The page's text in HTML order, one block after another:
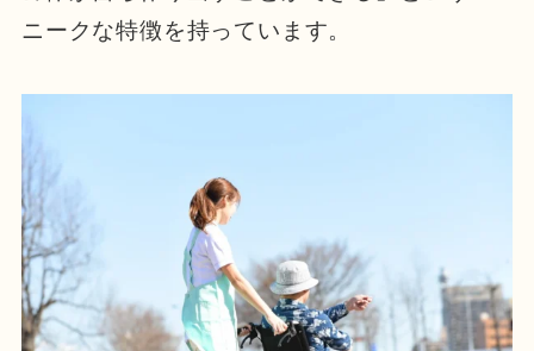
ニークな特徴を持っています。